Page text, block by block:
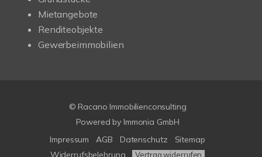
Mietangebote
Renditeobjekte
Gewerbeimmobilien
© Racano Immobilienconsulting
Powered by Immonia GmbH
Impressum
AGB Datenschutz
Sitemap
Widerrufsbelehrung
Vertrag widerrufen